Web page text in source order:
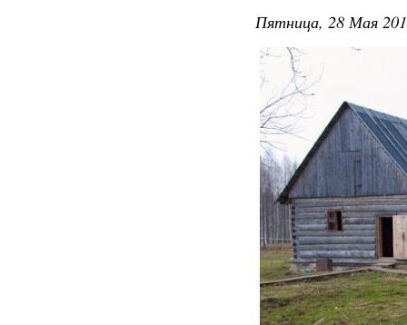
Пятница, 28 Мая